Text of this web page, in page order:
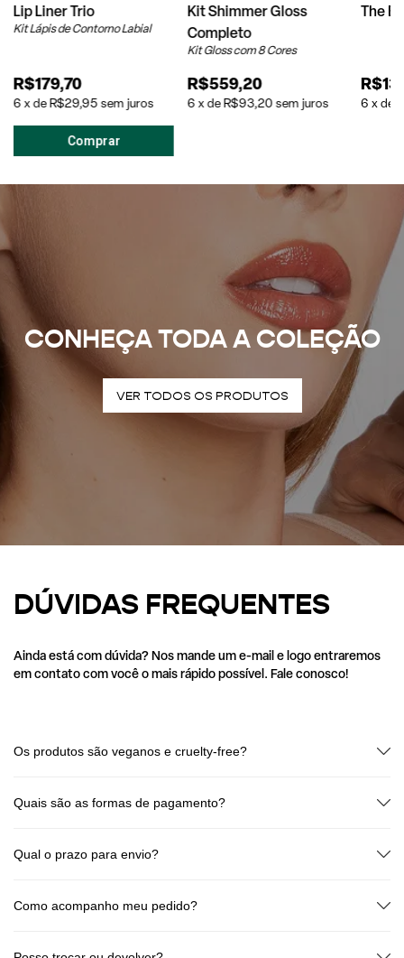
Lip Liner Trio
Kit Lápis de Contorno Labial
R$179,70
6 xdeR$29,95 sem juros
Kit Shimmer Gloss
Completo
Kit Gloss com 8 Cores
R$559,20
6xdeR$93,20sem juros
The
6 xde
CONHEÇA TODA A COLEÇÃO
VER TODOS OS PRODUTOS
DÚVIDAS FREQUENTES
Ainda está com dúvida? Nos mande um e-mail e logo entraremos
em contato com você o mais rápido possível. Fale conosco!
Os produtos são veganos e cruelty-free?
animais.
Quais são as formas de pagamento?
escondidas!
Qual o prazo para envio?
pagamento. O prazo de entrega varia de acordo com o CEP e o tipo de
Como acompanho meu pedido?